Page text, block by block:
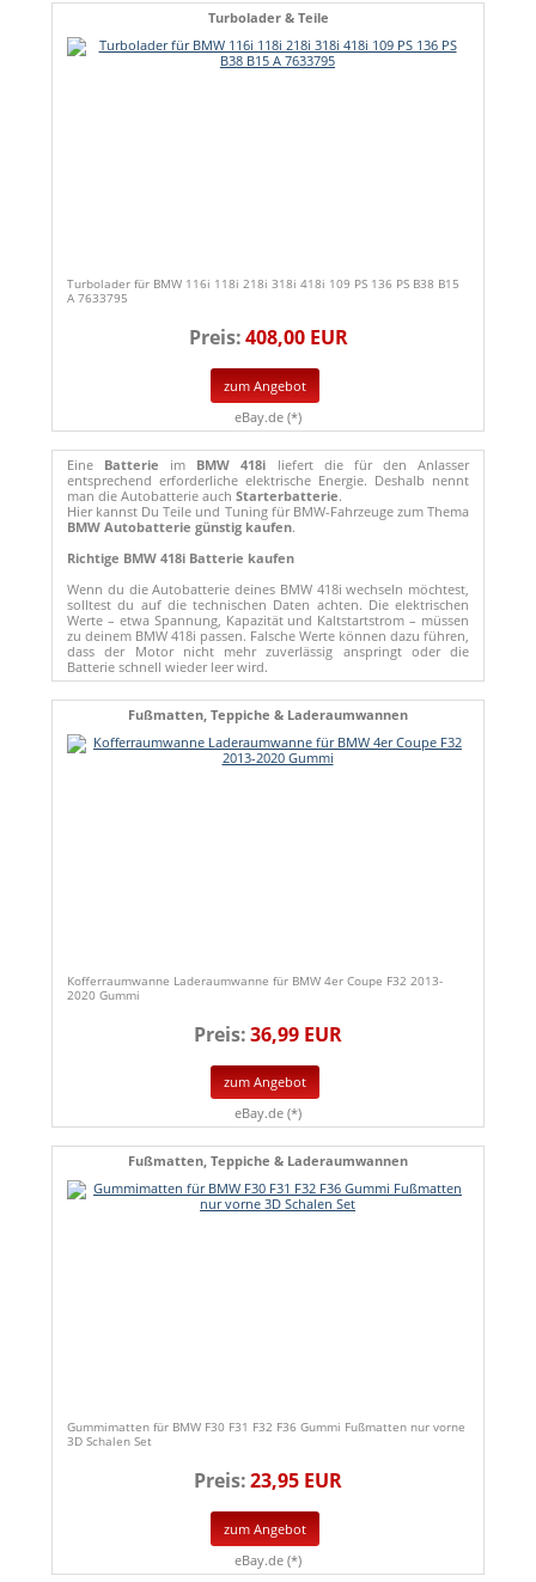
Turbolader & Teile
Turbolader für BMW 116i 118i 218i 318i 418i 109 PS 136 PS B38 B15
A 7633795
Preis:408,00 EUR
zum Angebot
eBay.de (*)
Eine Batterie im BMW 418i liefert die für den Anlasser
entsprechend erforderliche elektrische Energie. Deshalb nennt
man die Autobatterie auch Starterbatterie.
Hier kannst Du Teile und Tuning für BMW-Fahrzeuge zum Thema
BMW Autobatterie günstig kaufen.
Richtige BMW 418i Batterie kaufen
Wenn du die Autobatterie deines BMW 418i wechseln möchtest,
solltest du auf die technischen Daten achten. Die elektrischen
Werte – etwa Spannung, Kapazität und Kaltstartstrom – müssen
zu deinem BMW 418i passen. Falsche Werte können dazu führen,
dass der Motor nicht mehr zuverlässig anspringt oder die
Batterie schnell wieder leer wird.
Fußmatten, Teppiche & Laderaumwannen
Kofferraumwanne Laderaumwanne für BMW 4er Coupe F32 2013-
2020 Gummi
Preis:36,99 EUR
zum Angebot
eBay.de (*)
Fußmatten, Teppiche & Laderaumwannen
Gummimatten für BMW F30 F31 F32 F36 Gummi Fußmatten nur vorne
3D Schalen Set
Preis:23,95 EUR
zum Angebot
eBay.de (*)